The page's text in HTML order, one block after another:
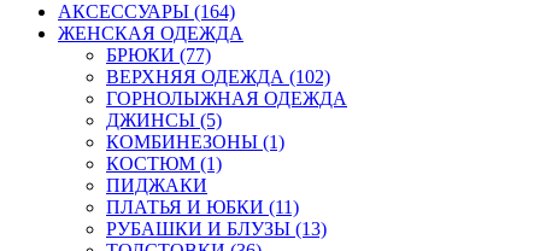
АКСЕССУАРЫ (164)
ЖЕНСКАЯ ОДЕЖДА
БРЮКИ (77)
ВЕРХНЯЯ ОДЕЖДА (102)
ГОРНОЛЫЖНАЯ ОДЕЖДА
ДЖИНСЫ (5)
КОМБИНЕЗОНЫ (1)
КОСТЮМ (1)
ПИДЖАКИ
ПЛАТЬЯ И ЮБКИ (11)
РУБАШКИ И БЛУЗЫ (13)